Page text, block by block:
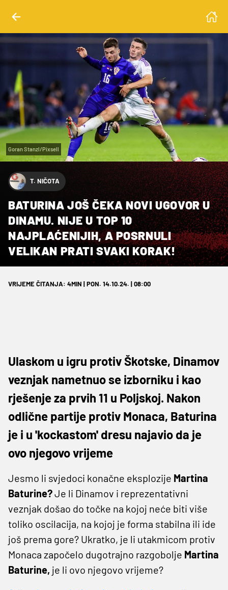
Goran Stanzl/Pixsell
T. NIČOTA
BATURINA JOŠ ČEKA NOVI UGOVOR U
DINAMU. NIJE U TOP 10
NAJPLAĆENIJIH, A POSRNULI
VELIKAN PRATI SVAKI KORAK!
VRIJEME ČITANJA: 4MIN | PON. 14.10.24. | 08:00
Ulaskom u igru protiv Škotske, Dinamov
veznjak nametnuo se izborniku i kao
rješenje za prvih 11 u Poljskoj. Nakon
odlične partije protiv Monaca, Baturina
je i u 'kockastom' dresu najavio da je
ovo njegovo vrijeme
Jesmo li svjedoci konačne eksplozije Martina
Baturine?Je li Dinamov i reprezentativni
veznjak došao do točke na kojoj neće biti više
toliko oscilacija, na kojoj je forma stabilna ili ide
još prema gore? Ukratko, je li utakmicom protiv
Monaca započelo dugotrajno razgobolje Martina
Baturine, je li ovo njegovo vrijeme?